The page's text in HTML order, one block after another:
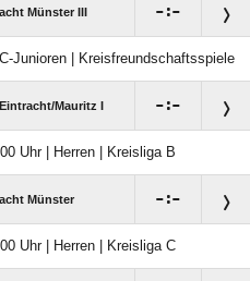
Münster III :
Junioren | Kreisfreundschaftsspiele
​Mauritz I :
Uhr | Herren | Kreisliga B
Münster :
Uhr | Herren | Kreisliga C